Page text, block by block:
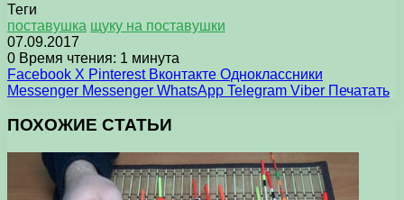
Теги
поставушка щуку на поставушки
07.09.2017
0 Время чтения: 1 минута
Facebook X Pinterest Вконтакте Одноклассники
Messenger Messenger WhatsApp Telegram Viber Печатать
ПОХОЖИЕ СТАТЬИ